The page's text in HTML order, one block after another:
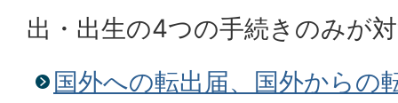
出・出生の4つの手続きのみが
国外への転出届、国外からの